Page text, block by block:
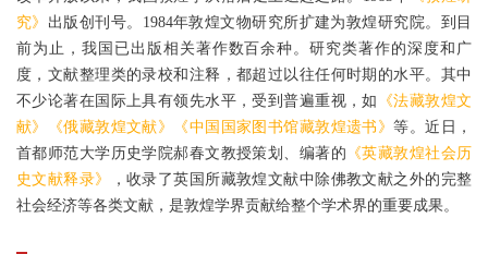
究》 出版创刊号。1984年敦煌文物研究所扩建为敦煌研究院。到目
前为止，我国已出版相关著作数百余种。研究类著作的深度和广
度，文献整理类的录校和注释，都超过以往任何时期的水平。其中
不少论著在国际上具有领先水平，受到普遍重视，如
《法藏敦煌文
献》《俄藏敦煌文献》《中国国家图书馆藏敦煌遗书》等。近日，
首都师范大学历史学院郝春文教授策划、编著的 《英藏敦煌社会历
史文献释录》
，收录了英国所藏敦煌文献中除佛教文献之外的完整
社会经济等各类文献，是敦煌学界贡献给整个学术界的重要成果。